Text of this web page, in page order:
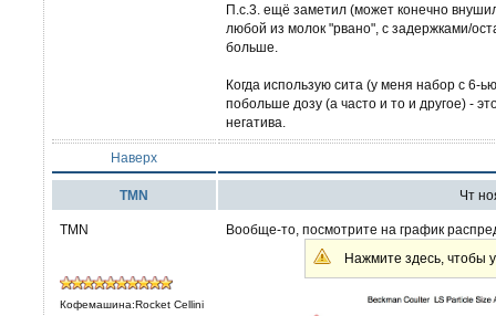
П.с.3. ещё заметил (может конечно
любой из молок "рвано", с задержками/
больше.
Когда использую сита (у меня набор с 6-
побольше дозу (а часто и то и другое) -
негатива.
Наверх
TMN Чт
TMN
Кофемашина:Rocket Cellini
Вообще-то, посмотрите на график
Нажмите здесь, чтобы